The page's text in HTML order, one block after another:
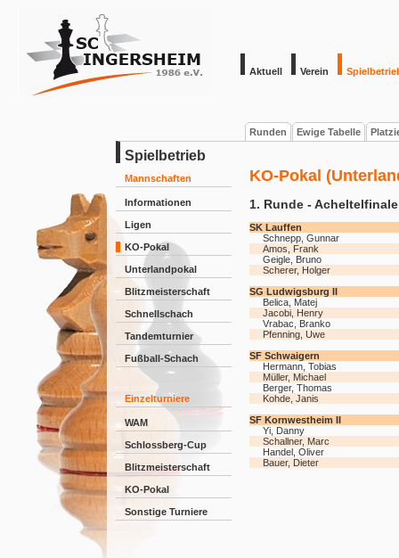
Aktuell Verein
Runden Ewige Tabelle
Spielbetrieb
Mannschaften
Informationen
Ligen
KO-Pokal
Unterlandpokal
Blitzmeisterschaft
Schnellschach
Tandemturnier
Fußball-Schach
Einzelturniere
WAM
Schlossberg-Cup
Blitzmeisterschaft
KO-Pokal
Sonstige Turniere
KO-Pokal
1. Runde -
SK Lauffen
Schnepp, Gunnar
Amos, Frank
Geigle, Bruno
Scherer, Holger
SG Ludwigsburg II
Belica, Matej
Jacobi, Henry
Vrabac, Branko
Pfenning, Uwe
SF Schwaigern
Hermann, Tobias
Müller, Michael
Berger, Thomas
Kohde, Janis
SF Kornwestheim II
Yi, Danny
Schallner, Marc
Handel, Oliver
Bauer, Dieter